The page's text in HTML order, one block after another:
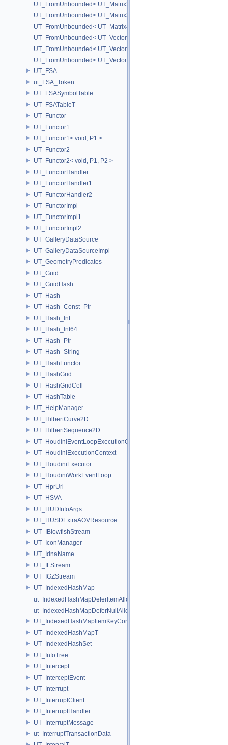
UT_FromUnbounded< UT_Matrix2T< T > >
UT_FromUnbounded< UT_Matrix3T< T > >
UT_FromUnbounded< UT_Matrix4T< T > >
UT_FromUnbounded< UT_Vector2T< T > >
UT_FromUnbounded< UT_Vector3T< T > >
UT_FromUnbounded< UT_Vector4T< T > >
UT_FSA
ut_FSA_Token
UT_FSASymbolTable
UT_FSATableT
UT_Functor
UT_Functor1
UT_Functor1< void, P1 >
UT_Functor2
UT_Functor2< void, P1, P2 >
UT_FunctorHandler
UT_FunctorHandler1
UT_FunctorHandler2
UT_FunctorImpl
UT_FunctorImpl1
UT_FunctorImpl2
UT_GalleryDataSource
UT_GalleryDataSourceImpl
UT_GeometryPredicates
UT_Guid
UT_GuidHash
UT_Hash
UT_Hash_Const_Ptr
UT_Hash_Int
UT_Hash_Int64
UT_Hash_Ptr
UT_Hash_String
UT_HashFunctor
UT_HashGrid
UT_HashGridCell
UT_HashTable
UT_HelpManager
UT_HilbertCurve2D
UT_HilbertSequence2D
UT_HoudiniEventLoopExecutionContext
UT_HoudiniExecutionContext
UT_HoudiniExecutor
UT_HoudiniWorkEventLoop
UT_HprUri
UT_HSVA
UT_HUDInfoArgs
UT_HUSDExtraAOVResource
UT_IBlowfishStream
UT_IconManager
UT_IdnaName
UT_IFStream
UT_IGZStream
UT_IndexedHashMap
ut_IndexedHashMapDeferItemAlloc
ut_IndexedHashMapDeferNullAlloc
UT_IndexedHashMapItemKeyContainer
UT_IndexedHashMapT
UT_IndexedHashSet
UT_InfoTree
UT_Intercept
UT_InterceptEvent
UT_Interrupt
UT_InterruptClient
UT_InterruptHandler
UT_InterruptMessage
ut_InterruptTransactionData